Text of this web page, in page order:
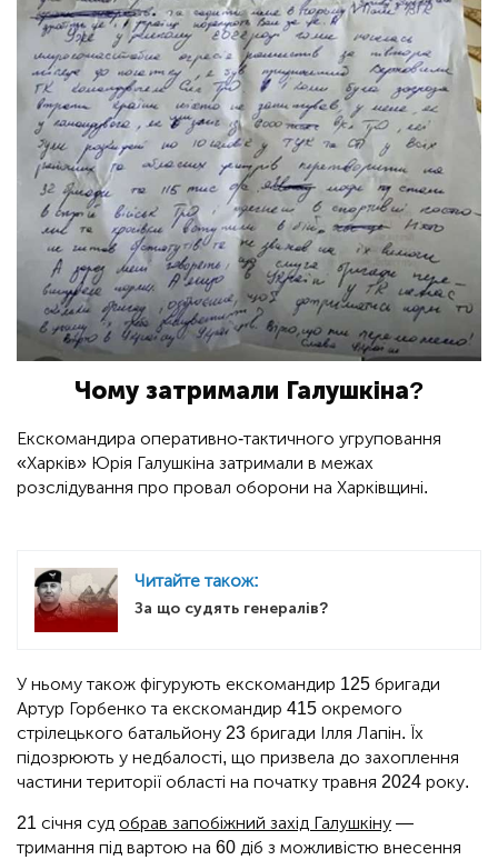
Чому затримали Галушкіна?
Екскомандира оперативно-тактичного угруповання
«Харків» Юрія Галушкіна затримали в межах
розслідування про провал оборони на Харківщині.
Читайте також:
За що судять генералів?
У ньому також фігурують екскомандир 125 бригади
Артур Горбенко та екскомандир 415 окремого
стрілецького батальйону 23 бригади Ілля Лапін. Їх
підозрюють у недбалості, що призвела до захоплення
частини території області на початку травня 2024 року.
21 січня суд обрав запобіжний захід Галушкіну —
тримання під вартою на 60 діб з можливістю внесення